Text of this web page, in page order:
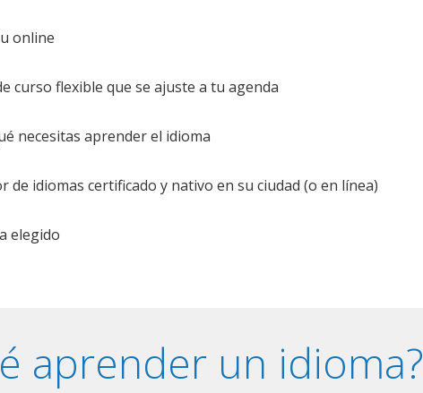
online
curso flexible que se ajuste a tu agenda
necesitas aprender el idioma
de idiomas certificado y nativo en su ciudad (o en línea)
elegido
aprender un idioma?